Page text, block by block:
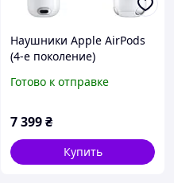
Наушники Apple AirPods
(4-е поколение)
Готово к отправке
7 399₴
Купить